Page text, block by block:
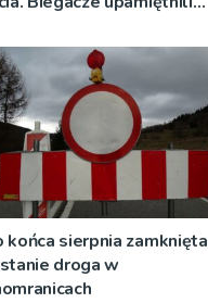
końca sierpnia zamknięta
droga w